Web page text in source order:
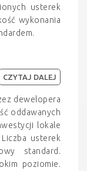
usterek
wykonania
dewelopera
oddawanych
lokale
usterek
standard.
poziomie.
CZYTAJ DALEJ